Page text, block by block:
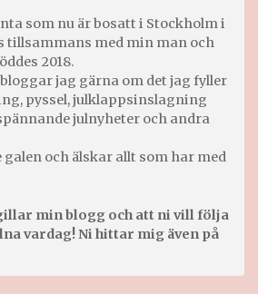
som nu är bosatt i Stockholm i
tillsammans med min man och
2018.
jag gärna om det jag fyller
pyssel, julklappsinslagning
julnyheter och andra
galen och älskar allt som har med
min blogg och att ni vill följa
vardag! Ni hittar mig även på